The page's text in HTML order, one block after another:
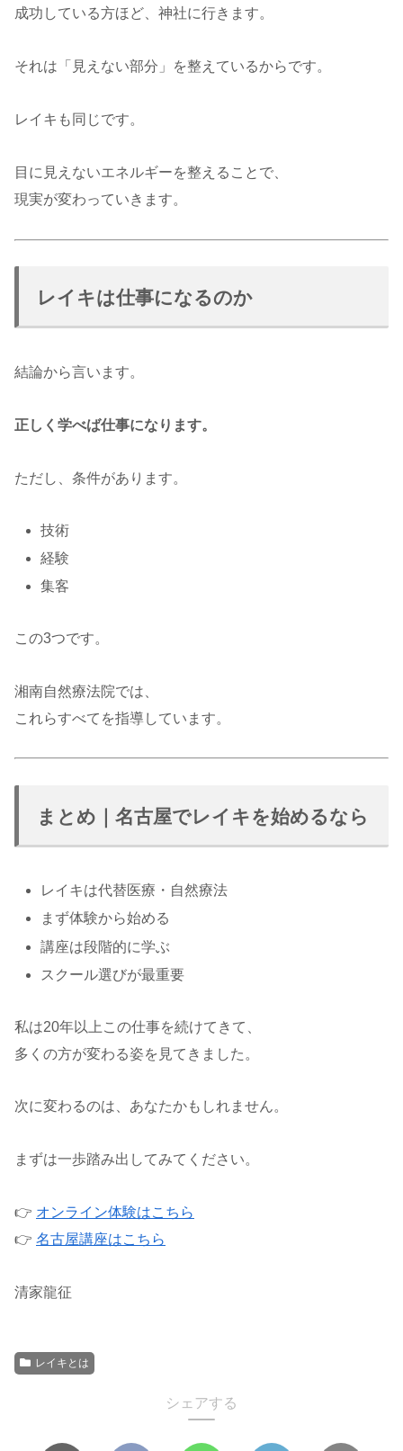
成功している方ほど、神社に行きます。
それは「見えない部分」を整えているからです。
レイキも同じです。
目に見えないエネルギーを整えることで、
現実が変わっていきます。
レイキは仕事になるのか
結論から言います。
正しく学べば仕事になります。
ただし、条件があります。
技術
経験
集客
この3つです。
湘南自然療法院では、
これらすべてを指導しています。
まとめ｜名古屋でレイキを始めるなら
レイキは代替医療・自然療法
まず体験から始める
講座は段階的に学ぶ
スクール選びが最重要
私は20年以上この仕事を続けてきて、
多くの方が変わる姿を見てきました。
次に変わるのは、あなたかもしれません。
まずは一歩踏み出してみてください。
👉 オンライン体験はこちら
👉 名古屋講座はこちら
清家龍征
レイキとは
シェアする